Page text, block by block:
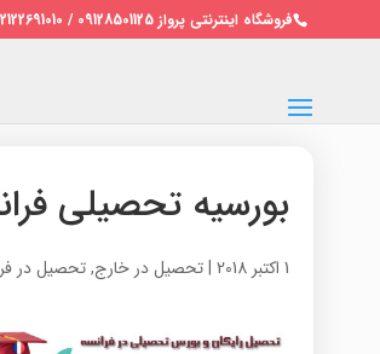
فروشگاه اینترنتی پرواز 09128501125 / 02122691010
بورسیه تحصیلی
1 اکتبر 2018 |تحصیل در خارج,تحصیل در